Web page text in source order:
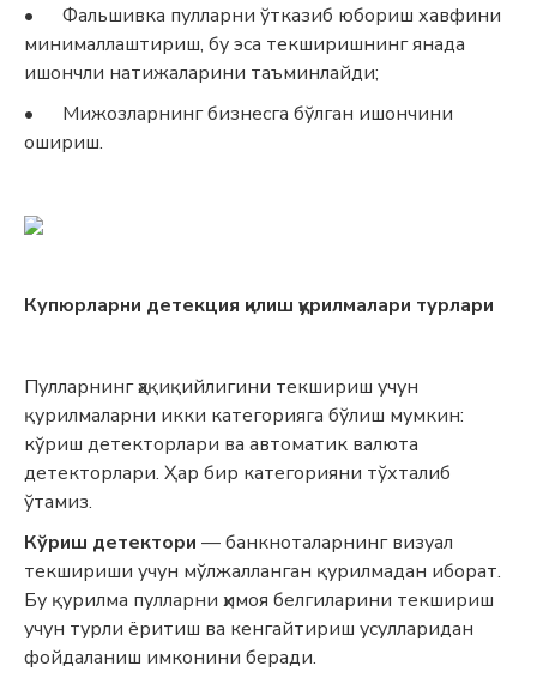
•
Фальшивка пулларни ўтказиб юбориш хавфини
минималлаштириш, бу эса текширишнинг янада
ишончли натижаларини таъминлайди;
•
Мижозларнинг бизнесга бўлган ишончини
ошириш.
Купюрларни детекция қилиш қурилмалари турлари
Пулларнинг ҳақиқийлигини текшириш учун
қурилмаларни икки категорияга бўлиш мумкин:
кўриш детекторлари ва автоматик валюта
детекторлари. Ҳар бир категорияни тўхталиб
ўтамиз.
Кўриш детектори — банкноталарнинг визуал
текшириши учун мўлжалланган қурилмадан иборат.
Бу қурилма пулларни ҳимоя белгиларини текшириш
учун турли ёритиш ва кенгайтириш усулларидан
фойдаланиш имконини беради.